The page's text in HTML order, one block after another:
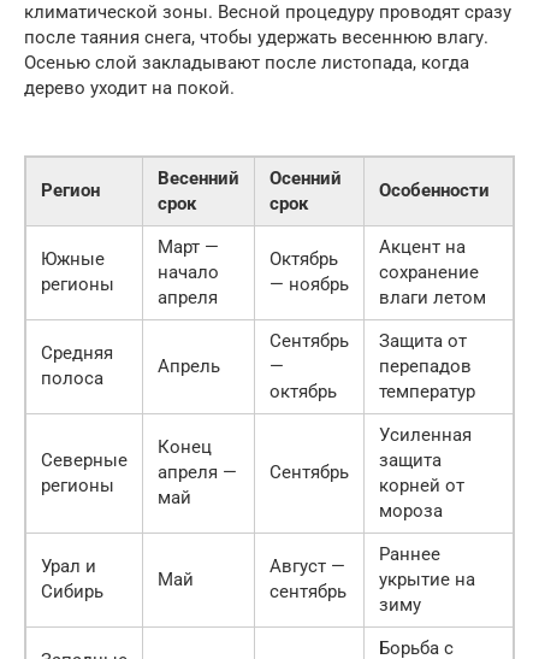
климатической зоны. Весной процедуру проводят сразу
после таяния снега, чтобы удержать весеннюю влагу.
Осенью слой закладывают после листопада, когда
дерево уходит на покой.
Регион
Весенний
срок
Осенний
срок
Особенности
Южные
регионы
Март —
начало
апреля
Октябрь
— ноябрь
Акцент на
сохранение
влаги летом
Средняя
полоса
Апрель
Сентябрь
—
октябрь
Защита от
перепадов
температур
Северные
регионы
Конец
апреля —
май
Сентябрь
Усиленная
защита
корней от
мороза
Урал и
Сибирь
Май
Август —
сентябрь
Раннее
укрытие на
зиму
Борьба с